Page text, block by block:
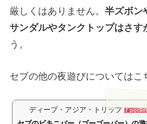
厳しくはありません。半ズボン
サンダルやタンクトップはさす
う。
セブの他の夜遊びについてはこ
ディープ・アジア・トリップ 7